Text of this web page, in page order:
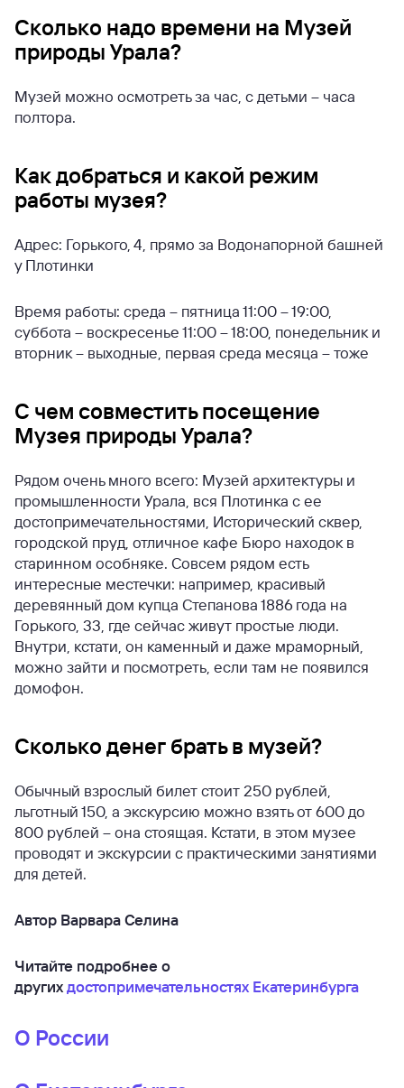
Сколько надо времени на Музей
природы Урала?
Музей можно осмотреть за час, с детьми – часа
полтора.
Как добраться и какой режим
работы музея?
Адрес: Горького, 4, прямо за Водонапорной башней
у Плотинки
Время работы: среда – пятница 11:00 – 19:00,
суббота – воскресенье 11:00 – 18:00, понедельник и
вторник – выходные, первая среда месяца – тоже
С чем совместить посещение
Музея природы Урала?
Рядом очень много всего: Музей архитектуры и
промышленности Урала, вся Плотинка с ее
достопримечательностями, Исторический сквер,
городской пруд, отличное кафе Бюро находок в
старинном особняке. Совсем рядом есть
интересные местечки: например, красивый
деревянный дом купца Степанова 1886 года на
Горького, 33, где сейчас живут простые люди.
Внутри, кстати, он каменный и даже мраморный,
можно зайти и посмотреть, если там не появился
домофон.
Сколько денег брать в музей?
Обычный взрослый билет стоит 250 рублей,
льготный 150, а экскурсию можно взять от 600 до
800 рублей – она стоящая. Кстати, в этом музее
проводят и экскурсии с практическими занятиями
для детей.
Автор Варвара Селина
Читайте подробнее о
другихдостопримечательностях Екатеринбурга
О России